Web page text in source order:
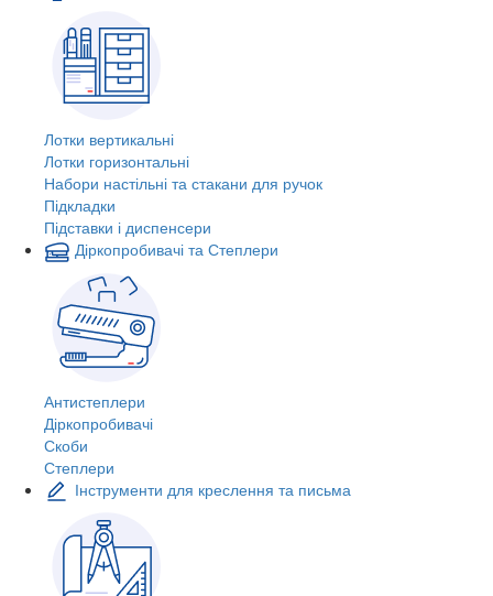
Лотки вертикальні
Лотки горизонтальні
Набори настільні та стакани для ручок
Підкладки
Підставки і диспенсери
Діркопробивачі та Степлери
Антистеплери
Діркопробивачі
Скоби
Степлери
Інструменти для креслення та письма